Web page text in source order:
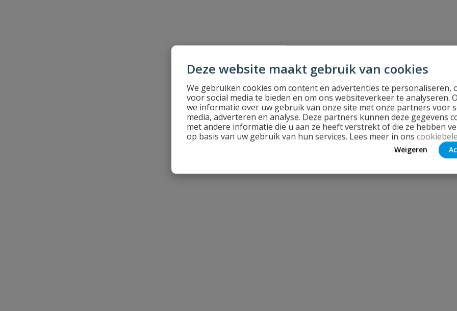
Deze website maakt gebruik van cookies
We gebruiken cookies om content en advertenties te personaliseren,
voor social media te bieden en om ons websiteverkeer te analyseren.
we informatie over uw gebruik van onze site met onze partners voor
media, adverteren en analyse. Deze partners kunnen deze gegevens
met andere informatie die u aan ze heeft verstrekt of die ze hebben
op basis van uw gebruik van hun services. Lees meer in ons
Weigeren